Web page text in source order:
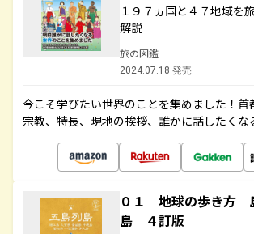
１９７ヵ国と４７地域を
解説
旅の図鑑
2024.07.18 発売
今こそ学びたい世界のことを集めました！首
宗教、特長、現地の挨拶、誰かに話したくな
０１ 地球の歩き方
島 ４訂版